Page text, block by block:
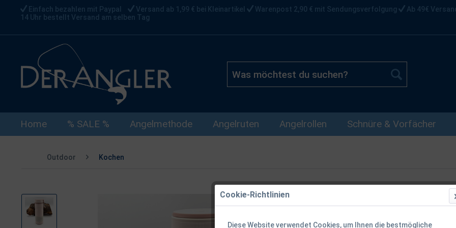
Einfach bezahlen mit Paypal Versand ab 1,99 € bei Kleinartikel Warenpost 2,90 € mit Sendungsverfolgung Ab 49€
14 Uhr bestellt Versand am selben Tag
Home % SALE % Angelmethode Angelruten Angelrollen Schnüre & Vorfächer
Outdoor Kochen
Stanley The
Trinkflasche
Cookie-Richtlinien
Diese Website verwendet Cookies, um Ihnen die bestmögliche